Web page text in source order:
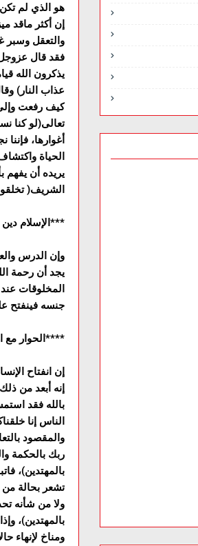
هو الذي لم
إن أکثر ماقد
والتعقل وسبر
فقد قال عزوجل
يذکرون الله
عذاب النار)
کيف رفعت
تعالى(لو کنا
أغوارها،
الحياة
يريده أن يفهم
الشريف(
***الإسلام
وإن الدرس
يجد أن رحمة
المخلوقات
جنسه فينفتح
****الحوار مع
إن انفتاح
إنه أبعد من
بالله فقد
الناس إنا
والمقصود
ربك بالحكمة
بالمهتدين)،
تشعر بحالة
ولا من شأنه
بالمهتدين)،
ومناخ لإنهاء